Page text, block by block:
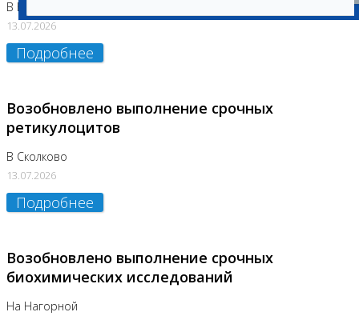
В Бутово
13.07.2026
Подробнее
Возобновлено выполнение срочных
ретикулоцитов
В Сколково
13.07.2026
Подробнее
Возобновлено выполнение срочных
биохимических исследований
На Нагорной